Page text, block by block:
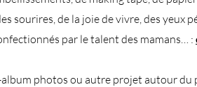
sourires, de la joie de vivre, des yeux
par le talent des mamans… :
photos ou autre projet autour du